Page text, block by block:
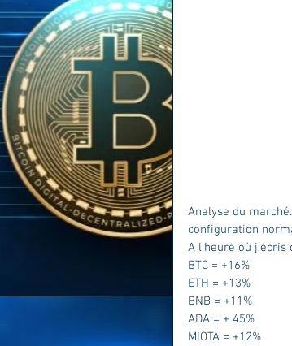
Analyse du
configuration
A l'heure où j'écris
BTC = +16%
ETH = +13%
BNB = +11%
ADA = + 45%
MIOTA = +12%